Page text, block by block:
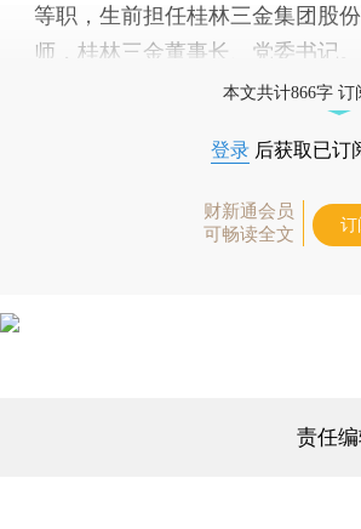
等职，生前担任桂林三金集团股
师，桂林三金董事长、党委书记。
本文共计866字 订
登录 后获取已订
财新通会员
可畅读全文
订
责任